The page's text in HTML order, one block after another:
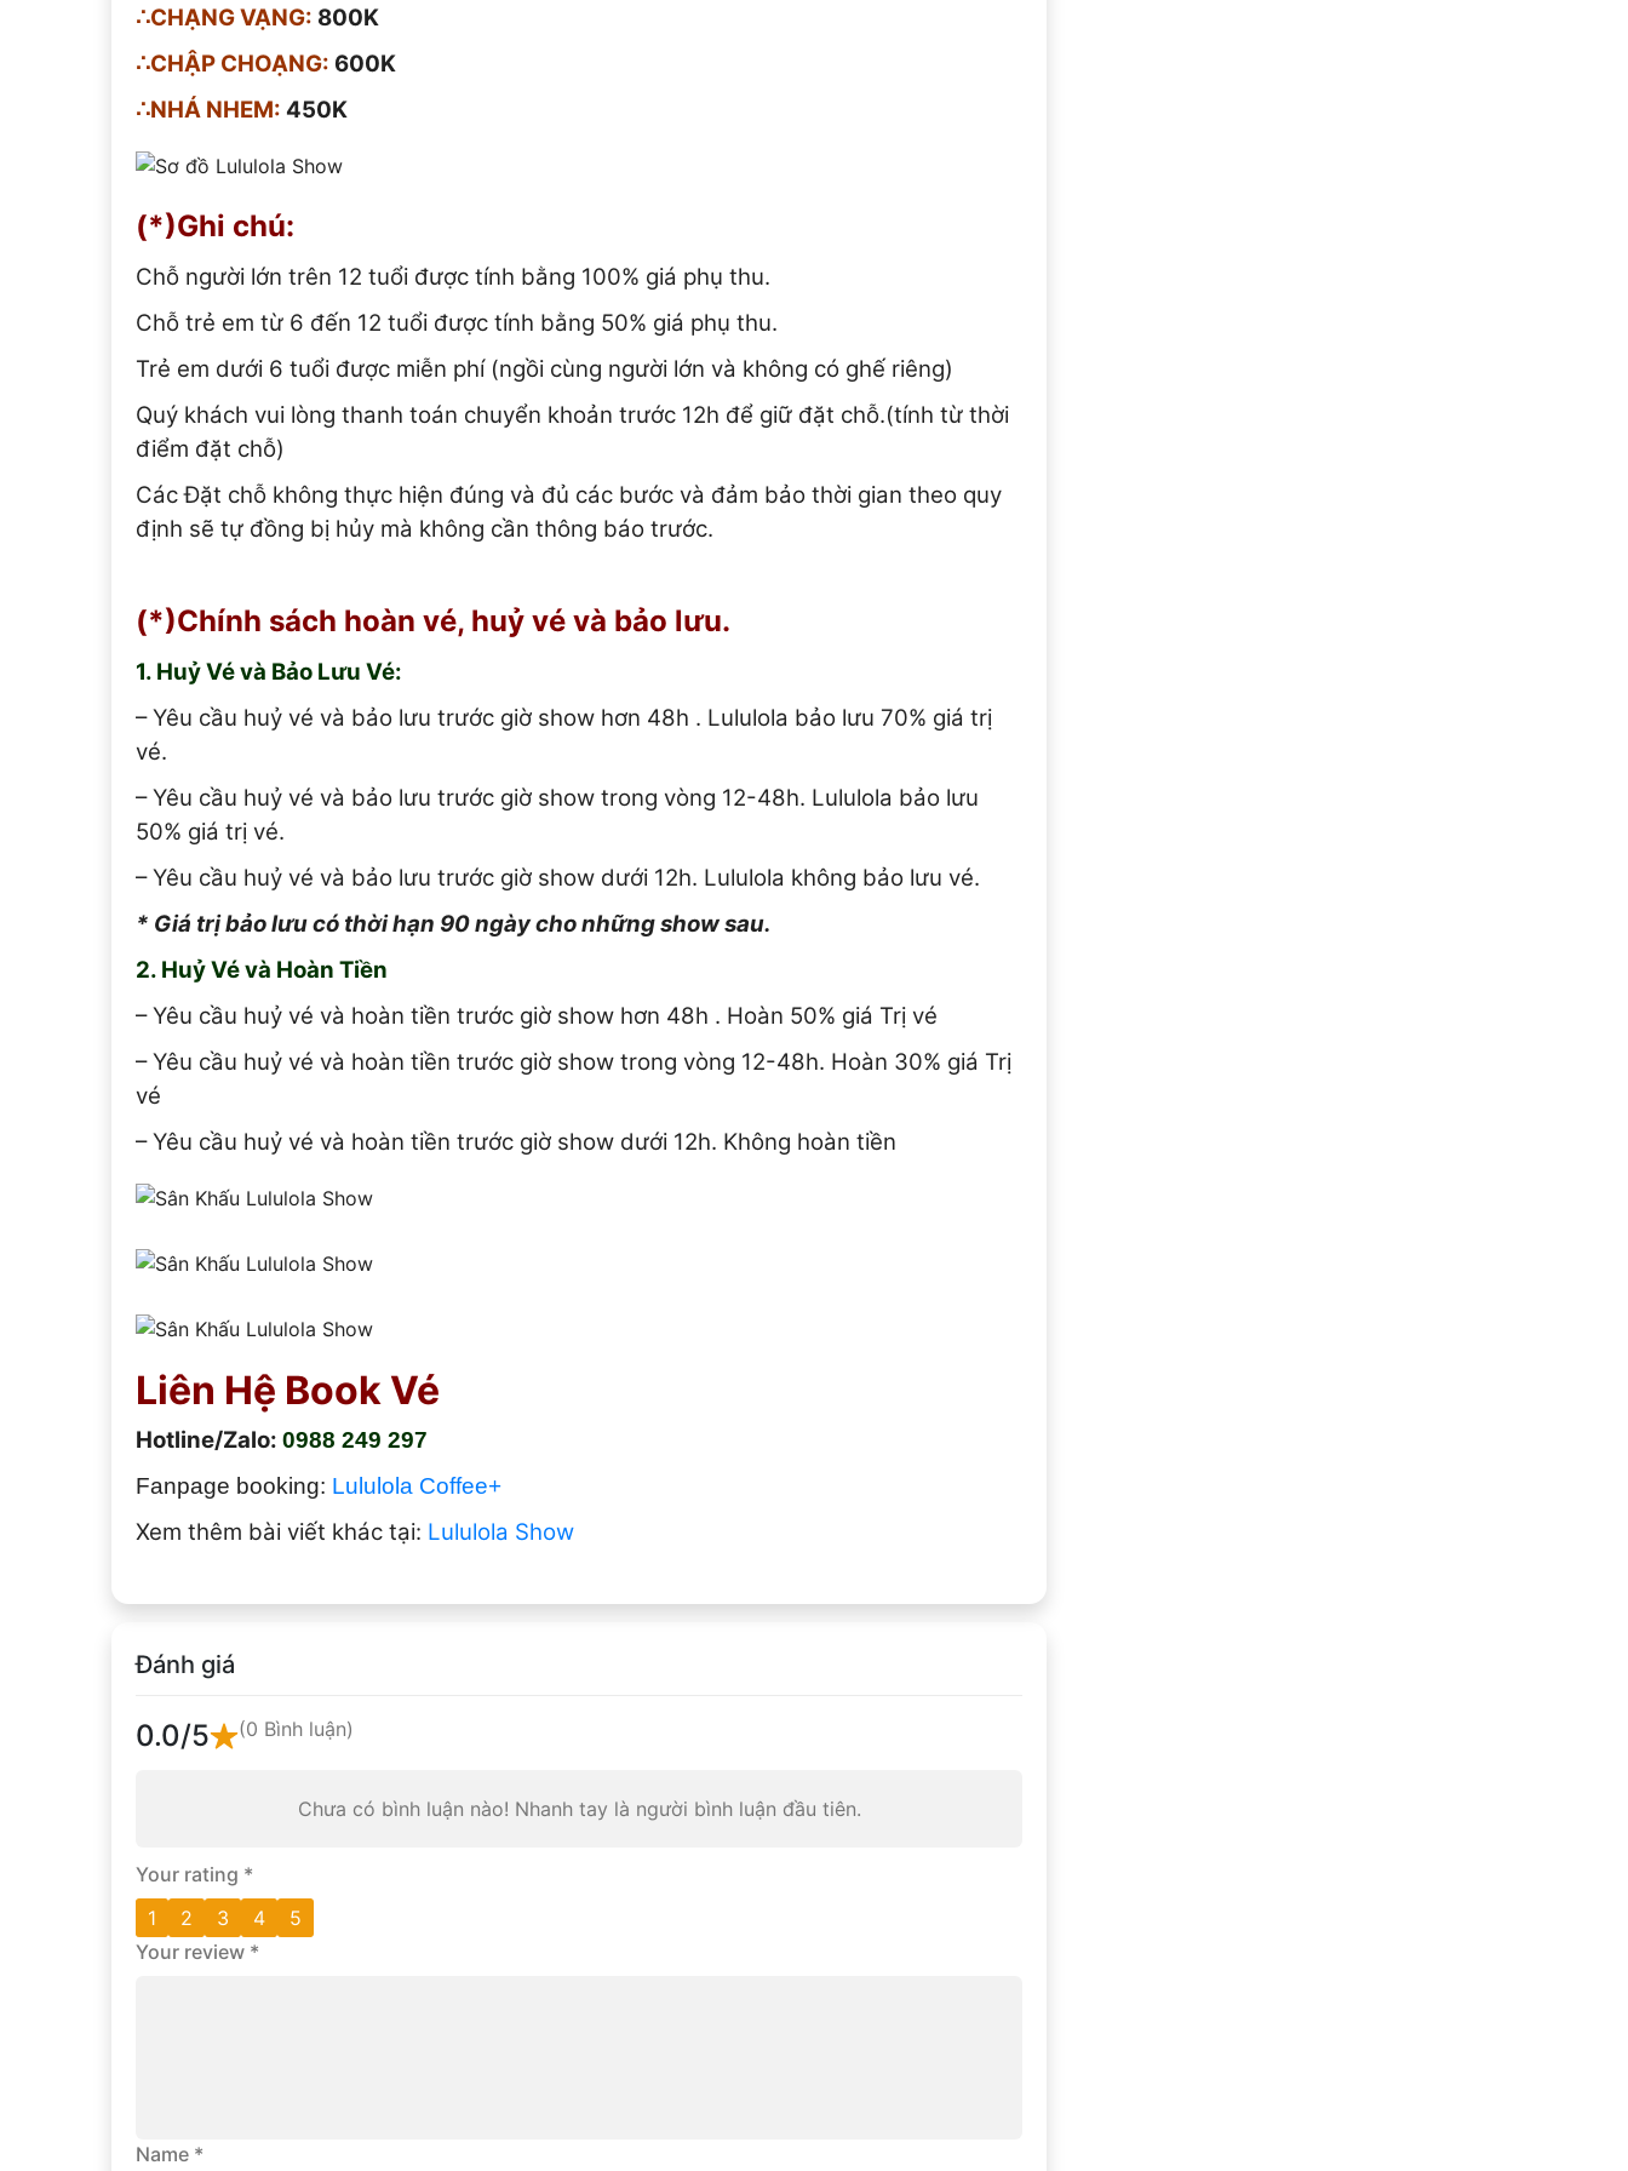
∴CHẠNG VẠNG: 800K
∴CHẬP CHOẠNG: 600K
∴NHÁ NHEM: 450K
(*)Ghi chú:
Chỗ người lớn trên 12 tuổi được tính bằng 100% giá phụ thu.
Chỗ trẻ em từ 6 đến 12 tuổi được tính bằng 50% giá phụ thu.
Trẻ em dưới 6 tuổi được miễn phí (ngồi cùng người lớn và không có ghế riêng)
Quý khách vui lòng thanh toán chuyển khoản trước 12h để giữ đặt chỗ.(tính từ thời
điểm đặt chỗ)
Các Đặt chỗ không thực hiện đúng và đủ các bước và đảm bảo thời gian theo quy
định sẽ tự đồng bị hủy mà không cần thông báo trước.
(*)Chính sách hoàn vé, huỷ vé và bảo lưu.
1. Huỷ Vé và Bảo Lưu Vé:
– Yêu cầu huỷ vé và bảo lưu trước giờ show hơn 48h . Lululola bảo lưu 70% giá trị
vé.
– Yêu cầu huỷ vé và bảo lưu trước giờ show trong vòng 12-48h. Lululola bảo lưu
50% giá trị vé.
– Yêu cầu huỷ vé và bảo lưu trước giờ show dưới 12h. Lululola không bảo lưu vé.
* Giá trị bảo lưu có thời hạn 90 ngày cho những show sau.
2. Huỷ Vé và Hoàn Tiền
– Yêu cầu huỷ vé và hoàn tiền trước giờ show hơn 48h . Hoàn 50% giá Trị vé
– Yêu cầu huỷ vé và hoàn tiền trước giờ show trong vòng 12-48h. Hoàn 30% giá Trị
vé
– Yêu cầu huỷ vé và hoàn tiền trước giờ show dưới 12h. Không hoàn tiền
Liên Hệ Book Vé
Hotline/Zalo: 0988 249 297
Fanpage booking: Lululola Coffee+
Xem thêm bài viết khác tại: Lululola Show
Đánh giá
0.0/5 (0 Bình luận)
Chưa có bình luận nào! Nhanh tay là người bình luận đầu tiên.
Your rating *
1
2 3 4
5
Your review *
Name *